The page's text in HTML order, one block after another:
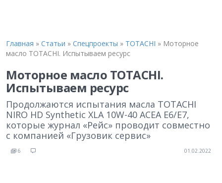
Главная » Статьи » Спецпроекты » TOTACHI » Моторное
масло TOTACHI. Испытываем ресурс
Моторное масло TOTACHI.
Испытываем ресурс
Продолжаются испытания масла TOTACHI
NIRO HD Synthetic XLA 10W-40 ACEA E6/E7,
которые журнал «Рейс» проводит совместно
с компанией «Грузовик сервис»
6 01.02.2022